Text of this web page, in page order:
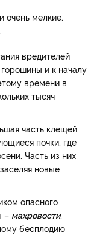
мелкие.
вредителей
и к началу
времени в
тысяч
часть клещей
почки, где
Часть из них
новые
опасного
– махровости,
бесплодию